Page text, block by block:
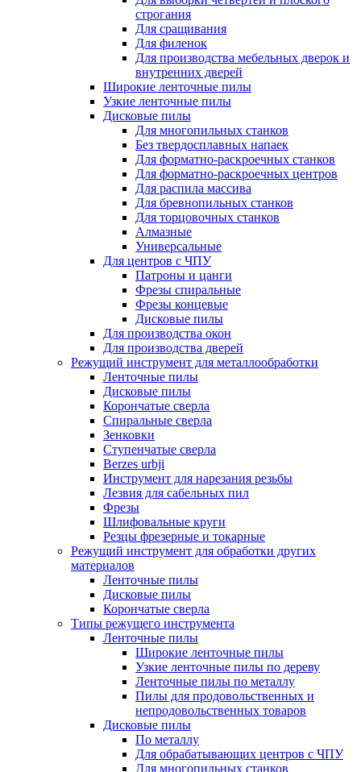
строгания
Для сращивания
Для филенок
Для производства мебельных дверок и
внутренних дверей
Широкие ленточные пилы
Узкие ленточные пилы
Дисковые пилы
Для многопильных станков
Без твердосплавных напаек
Для форматно-раскроечных станков
Для форматно-раскроечных центров
Для распила массива
Для бревнопильных станков
Для торцовочных станков
Алмазные
Универсальные
Для центров с ЧПУ
Патроны и цанги
Фрезы спиральные
Фрезы концевые
Дисковые пилы
Для производства окон
Для производства дверей
Режущий инструмент для металлообработки
Ленточные пилы
Дисковые пилы
Корончатые сверла
Спиральные сверла
Зенковки
Ступенчатые сверла
Berzes urbji
Инструмент для нарезания резьбы
Лезвия для сабельных пил
Фрезы
Шлифовальные круги
Резцы фрезерные и токарные
Режущий инструмент для обработки других
материалов
Ленточные пилы
Дисковые пилы
Корончатые сверла
Типы режущего инструмента
Ленточные пилы
Широкие ленточные пилы
Узкие ленточные пилы по дереву
Ленточные пилы по металлу
Пилы для продовольственных и
непродовольственных товаров
Дисковые пилы
По металлу
Для обрабатывающих центров с ЧПУ
Для многопильных станков